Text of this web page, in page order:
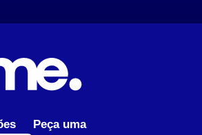
Peça uma